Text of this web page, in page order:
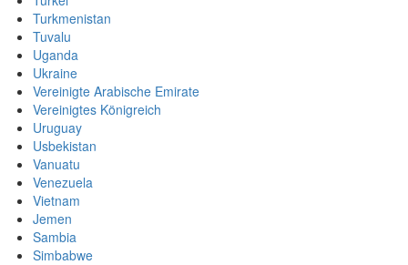
Turkmenistan
Tuvalu
Uganda
Ukraine
Vereinigte Arabische Emirate
Vereinigtes Königreich
Uruguay
Usbekistan
Vanuatu
Venezuela
Vietnam
Jemen
Sambia
Simbabwe